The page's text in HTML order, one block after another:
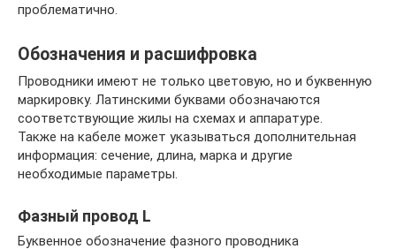
проблематично.
Обозначения и расшифровка
Проводники имеют не только цветовую, но и буквенную
маркировку. Латинскими буквами обозначаются
соответствующие жилы на схемах и аппаратуре.
Также на кабеле может указываться дополнительная
информация: сечение, длина, марка и другие
необходимые параметры.
Фазный провод L
Буквенное обозначение фазного проводника